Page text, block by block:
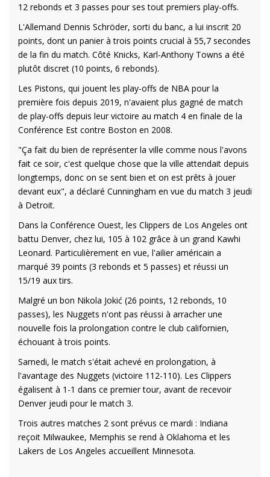
12 rebonds et 3 passes pour ses tout premiers play-offs.
L'Allemand Dennis Schröder, sorti du banc, a lui inscrit 20
points, dont un panier à trois points crucial à 55,7 secondes
de la fin du match. Côté Knicks, Karl-Anthony Towns a été
plutôt discret (10 points, 6 rebonds).
Les Pistons, qui jouent les play-offs de NBA pour la
première fois depuis 2019, n'avaient plus gagné de match
de play-offs depuis leur victoire au match 4 en finale de la
Conférence Est contre Boston en 2008.
"Ça fait du bien de représenter la ville comme nous l'avons
fait ce soir, c'est quelque chose que la ville attendait depuis
longtemps, donc on se sent bien et on est prêts à jouer
devant eux", a déclaré Cunningham en vue du match 3 jeudi
à Detroit.
Dans la Conférence Ouest, les Clippers de Los Angeles ont
battu Denver, chez lui, 105 à 102 grâce à un grand Kawhi
Leonard. Particulièrement en vue, l'ailier américain a
marqué 39 points (3 rebonds et 5 passes) et réussi un
15/19 aux tirs.
Malgré un bon Nikola Jokić (26 points, 12 rebonds, 10
passes), les Nuggets n'ont pas réussi à arracher une
nouvelle fois la prolongation contre le club californien,
échouant à trois points.
Samedi, le match s'était achevé en prolongation, à
l'avantage des Nuggets (victoire 112-110). Les Clippers
égalisent à 1-1 dans ce premier tour, avant de recevoir
Denver jeudi pour le match 3.
Trois autres matches 2 sont prévus ce mardi : Indiana
reçoit Milwaukee, Memphis se rend à Oklahoma et les
Lakers de Los Angeles accueillent Minnesota.